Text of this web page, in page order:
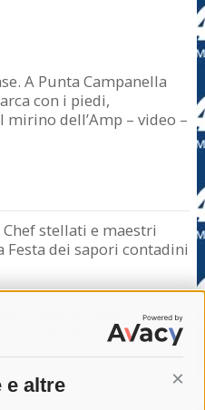
e altre
A Punta Campanella
con i piedi,
mirino dell’Amp – video –
Chef stellati e maestri
Festa dei sapori contadini
due ristoranti di Marina